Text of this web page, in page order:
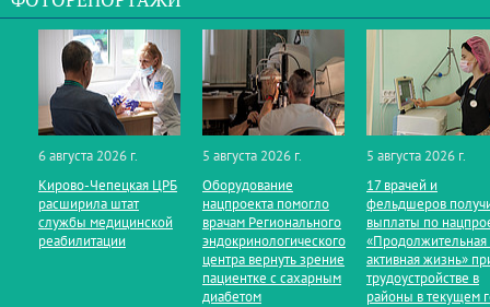
6 августа 2026 г.
Кирово‑Чепецкая ЦРБ
расширила штат
службы медицинской
реабилитации
5 августа 2026 г.
Оборудование
нацпроекта помогло
врачам Регионального
эндокринологического
центра вернуть зрение
пациентке с сахарным
диабетом
5 августа 2026 г.
17 врачей и
фельдшеров
выплаты по
«Продолжительная
активная жизнь»
трудоустройстве в
районы в текущем